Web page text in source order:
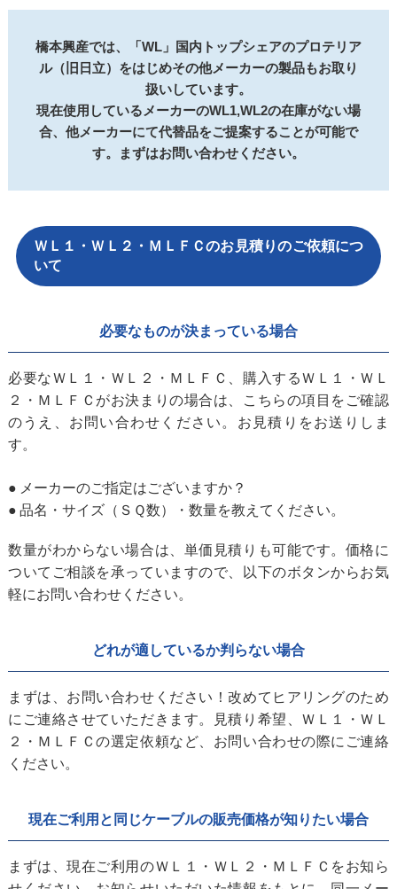
橋本興産では、「WL」国内トップシェアのプロテリア
ル（旧日立）をはじめその他メーカーの製品もお取り
扱いしています。
現在使用しているメーカーのWL1,WL2の在庫がない場
合、 他メーカーにて代替品をご提案することが可能で
す。まずはお問い合わせください。
ＷＬ１・ＷＬ２・ＭＬＦＣのお見積りのご依頼につ
いて
必要なものが決まっている場合
必要なＷＬ１・ＷＬ２・ＭＬＦＣ、購入するＷＬ１・ＷＬ
２・ＭＬＦＣがお決まりの場合は、こちらの項目をご確認
のうえ、お問い合わせください。お見積りをお送りしま
す。
メーカーのご指定はございますか？
品名・サイズ（ＳＱ数）・数量を教えてください。
数量がわからない場合は、単価見積りも可能です。価格に
ついてご相談を承っていますので、以下のボタンからお気
軽にお問い合わせください。
どれが適しているか判らない場合
まずは、お問い合わせください！改めてヒアリングのため
にご連絡させていただきます。見積り希望、ＷＬ１・ＷＬ
２・ＭＬＦＣの選定依頼など、お問い合わせの際にご連絡
ください。
現在ご利用と同じケーブルの販売価格が知りたい場合
まずは、現在ご利用のＷＬ１・ＷＬ２・ＭＬＦＣをお知ら